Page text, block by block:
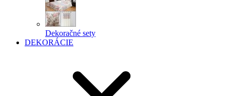
Dekoračné sety
DEKORÁCIE